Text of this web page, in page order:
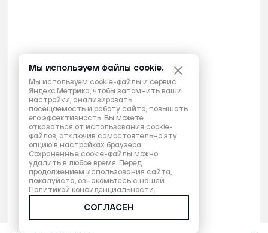
Мы используем файлы cookie.
Мы используем cookie-файлы и сервис
Яндекс.Метрика, чтобы запомнить ваши
настройки, анализировать
посещаемость и работу сайта, повышать
его эффективность. Вы можете
отказаться от использования cookie-
файлов, отключив самостоятельно эту
опцию в настройках браузера.
Сохраненные cookie-файлы можно
удалить в любое время. Перед
продолжением использования сайта,
пожалуйста, ознакомьтесь с нашей
Политикой конфиденциальности.
СОГЛАСЕН